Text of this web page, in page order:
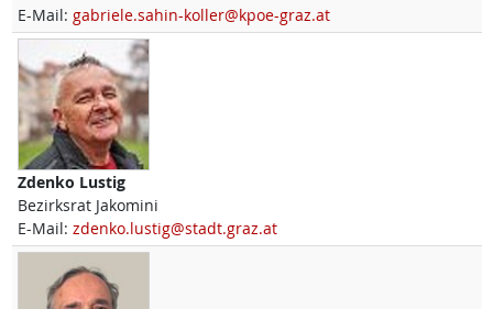
E-Mail: gabriele.sahin-koller@kpoe-graz.at
Zdenko Lustig
Bezirksrat Jakomini
E-Mail: zdenko.lustig@stadt.graz.at